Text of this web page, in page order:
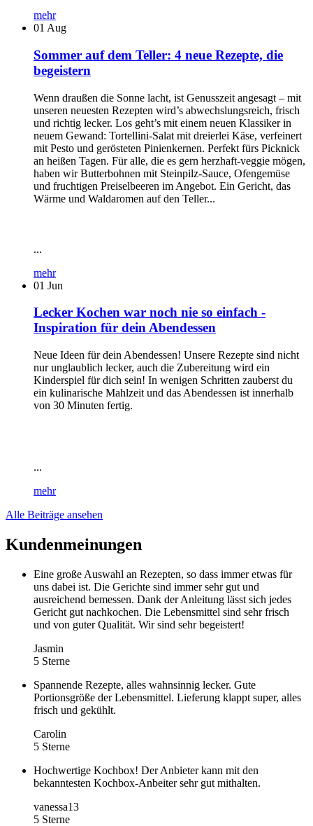
mehr
01 Aug
Sommer auf dem Teller: 4 neue Rezepte, die
begeistern
Wenn draußen die Sonne lacht, ist Genusszeit angesagt – mit
unseren neuesten Rezepten wird’s abwechslungsreich, frisch
und richtig lecker. Los geht’s mit einem neuen Klassiker in
neuem Gewand: Tortellini-Salat mit dreierlei Käse, verfeinert
mit Pesto und gerösteten Pinienkernen. Perfekt fürs Picknick
an heißen Tagen. Für alle, die es gern herzhaft-veggie mögen,
haben wir Butterbohnen mit Steinpilz-Sauce, Ofengemüse
und fruchtigen Preiselbeeren im Angebot. Ein Gericht, das
Wärme und Waldaromen auf den Teller...
...
mehr
01 Jun
Lecker Kochen war noch nie so einfach -
Inspiration für dein Abendessen
Neue Ideen für dein Abendessen! Unsere Rezepte sind nicht
nur unglaublich lecker, auch die Zubereitung wird ein
Kinderspiel für dich sein! In wenigen Schritten zauberst du
ein kulinarische Mahlzeit und das Abendessen ist innerhalb
von 30 Minuten fertig.
...
mehr
Alle Beiträge ansehen
Kundenmeinungen
Eine große Auswahl an Rezepten, so dass immer etwas für
uns dabei ist. Die Gerichte sind immer sehr gut und
ausreichend bemessen. Dank der Anleitung lässt sich jedes
Gericht gut nachkochen. Die Lebensmittel sind sehr frisch
und von guter Qualität. Wir sind sehr begeistert!
Jasmin
5 Sterne
Spannende Rezepte, alles wahnsinnig lecker. Gute
Portionsgröße der Lebensmittel. Lieferung klappt super, alles
frisch und gekühlt.
Carolin
5 Sterne
Hochwertige Kochbox! Der Anbieter kann mit den
bekanntesten Kochbox-Anbeiter sehr gut mithalten.
vanessa13
5 Sterne